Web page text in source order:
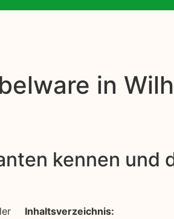
in
kennen und
Inhaltsverzeichnis: